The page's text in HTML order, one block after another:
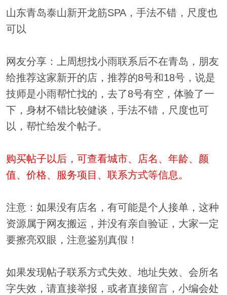
山东青岛泰山新开龙筋SPA，手法不错，尺度也
可以
网友分享：上周想找小雨联系后不在青岛，朋友
给推荐这家新开的店，推荐的8号和18号，说是
技师是小雨帮忙找的，去了8号有空，体验了一
下，身材不错比较健谈，手法不错，尺度也可
以，帮忙给发个帖子。
购买帖子以后，可查看城市、店名、年龄、颜
值、价格、服务项目、联系方式等信息。
注意：如果没有店名，有可能是个人接单，这种
资源属于网友搬运，并没有亲自验证，大家一定
要擦亮双眼，注意鉴别真假！
如果发现帖子联系方式失效、地址失效、会所名
字失效，请直接举报，或者直接留言，小编会处